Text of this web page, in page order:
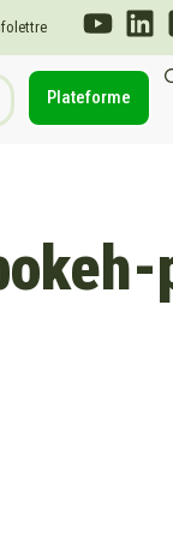
Plateforme